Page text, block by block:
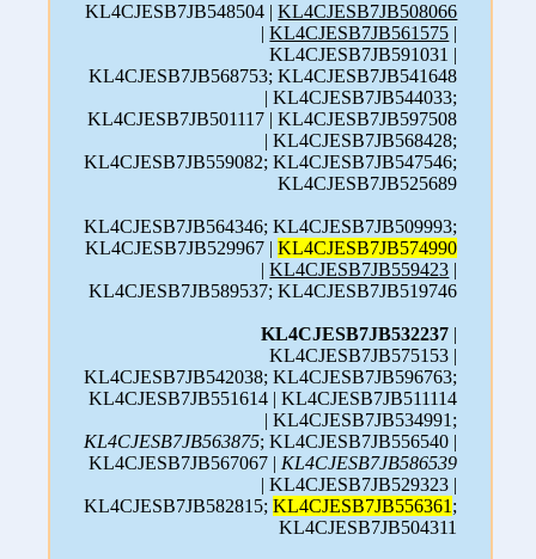
KL4CJESB7JB548504 |KL4CJESB7JB508066
|KL4CJESB7JB561575 |
KL4CJESB7JB591031 |
KL4CJESB7JB568753; KL4CJESB7JB541648
| KL4CJESB7JB544033;
KL4CJESB7JB501117 | KL4CJESB7JB597508
| KL4CJESB7JB568428;
KL4CJESB7JB559082; KL4CJESB7JB547546;
KL4CJESB7JB525689
KL4CJESB7JB564346; KL4CJESB7JB509993;
KL4CJESB7JB529967 |KL4CJESB7JB574990
|KL4CJESB7JB559423 |
KL4CJESB7JB589537; KL4CJESB7JB519746
KL4CJESB7JB532237 |
KL4CJESB7JB575153 |
KL4CJESB7JB542038; KL4CJESB7JB596763;
KL4CJESB7JB551614 | KL4CJESB7JB511114
| KL4CJESB7JB534991;
KL4CJESB7JB563875; KL4CJESB7JB556540 |
KL4CJESB7JB567067 |KL4CJESB7JB586539
| KL4CJESB7JB529323 |
KL4CJESB7JB582815;KL4CJESB7JB556361;
KL4CJESB7JB504311